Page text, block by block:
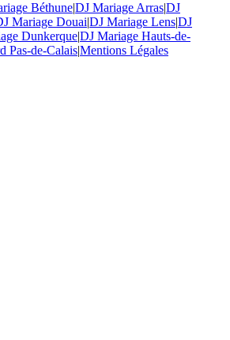
Béthune|DJ Mariage Arras|DJ
Mariage Douai|DJ Mariage Lens|DJ
Dunkerque|DJ Mariage Hauts-de-
Pas-de-Calais|Mentions Légales